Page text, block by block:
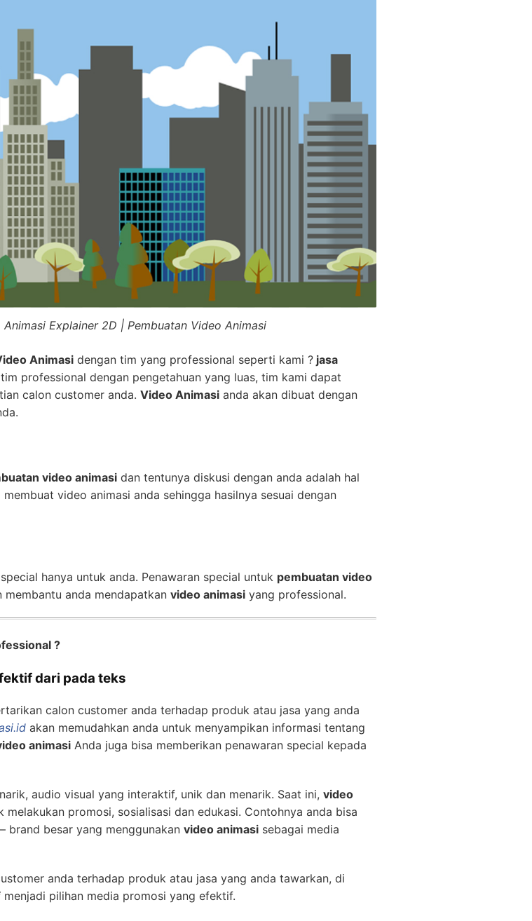
Explainer 2D | Pembuatan Video Animasi
Animasi dengan tim yang professional seperti kami ? jasa
professional dengan pengetahuan yang luas, tim kami dapat
calon customer anda. Video Animasi anda akan dibuat dengan
video animasi dan tentunya diskusi dengan anda adalah hal
video animasi anda sehingga hasilnya sesuai dengan
hanya untuk anda. Penawaran special untuk pembuatan video
anda mendapatkan video animasi yang professional.
?
dari pada teks
calon customer anda terhadap produk atau jasa yang anda
akan memudahkan anda untuk menyampikan informasi tentang
animasi Anda juga bisa memberikan penawaran special kepada
audio visual yang interaktif, unik dan menarik. Saat ini, video
promosi, sosialisasi dan edukasi. Contohnya anda bisa
brand besar yang menggunakan video animasi sebagai media
anda terhadap produk atau jasa yang anda tawarkan, di
menjadi pilihan media promosi yang efektif.